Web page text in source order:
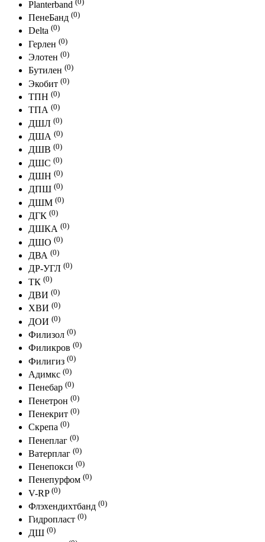
Planterband
ПенеБанд (0)
Delta (0)
Герлен (0)
Элотен (0)
Бутилен (0)
Экобит (0)
ТПН (0)
ТПА (0)
ДШЛ (0)
ДША (0)
ДШВ (0)
ДШС (0)
ДШН (0)
ДПШ (0)
ДШМ (0)
ДГК (0)
ДШКА (0)
ДШО (0)
ДВА (0)
ДР-УГЛ (0)
ТК (0)
ДВИ (0)
ХВИ (0)
ДОИ (0)
Филизол (0)
Филикров (0)
Филигиз (0)
Адимкс (0)
Пенебар (0)
Пенетрон (0)
Пенекрит (0)
Скрепа (0)
Пенеплаг (0)
Ватерплаг (0)
Пенепокси (0)
Пенепурфом (0)
V-RP (0)
Флэхендихтбанд (0)
Гидропласт (0)
ДШ (0)